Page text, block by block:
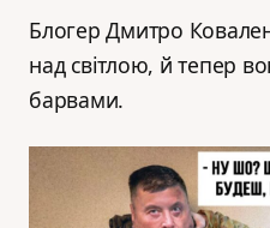
Блогер Дмитро
над світлою, й тепер
барвами.